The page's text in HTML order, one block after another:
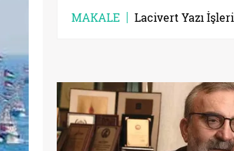
MAKALE Lacivert Yazı İşleri